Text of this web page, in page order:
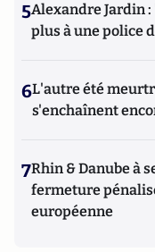
5Alexandre Jardin
plus à une police
6L'autre été
s'enchaînent
7Rhin & Danube à
fermeture
européenne